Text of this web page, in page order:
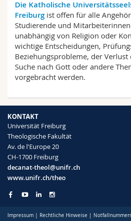
Math.-Nat. und Med. Fak.
Interfakultär
Mitarbeitende
Doktorierende
Webmail
Vorlesungsverzeichnis
MyUnifr
Die Katholische
Freiburg ist offen für alle
Studierende und
unabhängig von Religion oder
wichtige Entscheidungen,
Beziehungsprobleme, der Verlust
Suche nach Gott oder andere
vorgebracht werden.
KONTAKT
Universität Freiburg
Theologische Fakultät
Av. de l'Europe 20
CH-1700 Freiburg
decanat-theol@unifr.ch
www.unifr.ch/theo
Impressum | Rechtliche Hinweise |